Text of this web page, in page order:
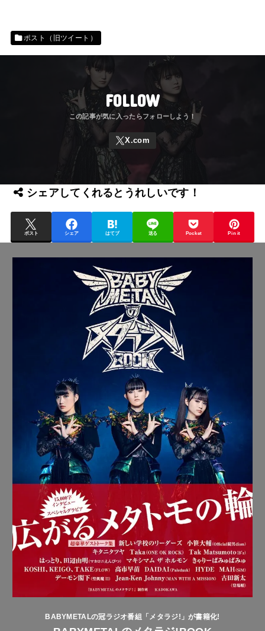
ポスト（旧ツイート）
FOLLOW
シェアしてくれるとうれしいです！
ポスト シェア はてブ 送る Pocket Pin it
BABYMETALの冠ラジオ番組「メタラジ!」が書籍化!